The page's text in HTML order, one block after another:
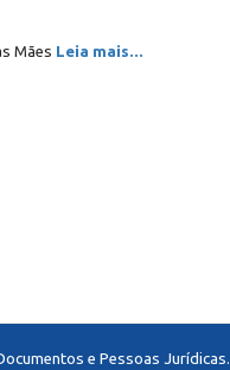
Mães Leia mais...
e Pessoas Jurídicas.